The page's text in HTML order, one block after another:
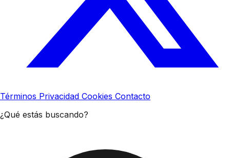
Términos Privacidad Cookies Contacto
¿Qué estás buscando?